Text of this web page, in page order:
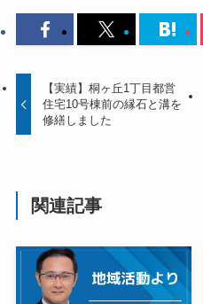
【実績】桐ヶ丘1丁目都営
住宅10号棟前の縁石と溝を
修繕しました
関連記事